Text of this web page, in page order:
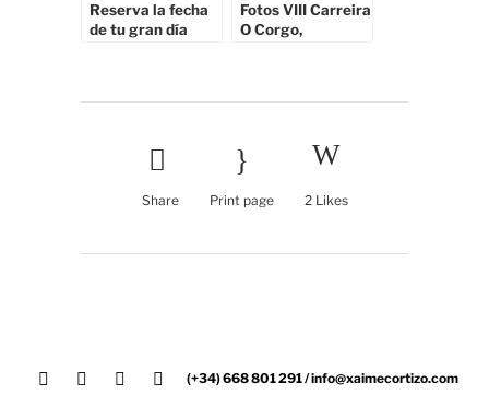
Reserva la fecha
de tu gran día
Fotos VIII Carreira
O Corgo,
Share Print page 2Likes
(+34) 668 801 291 / info@xaimecortizo.com